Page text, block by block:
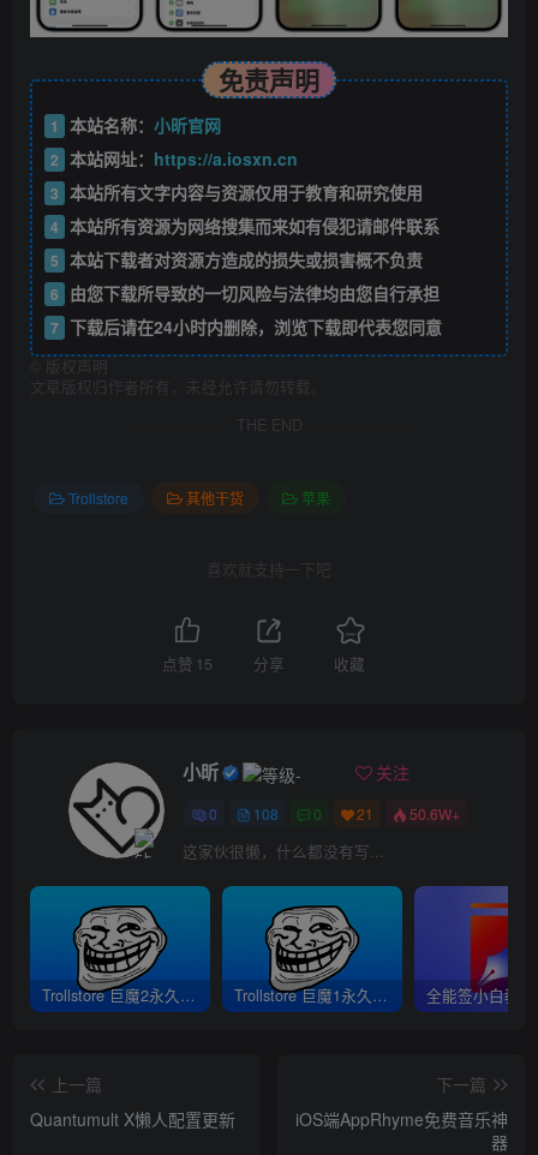
免责声明
1 本站名称： 小昕官网
2 本站网址： https://a.iosxn.cn
3 本站所有文字内容与资源仅用于教育和研究使用
4 本站所有资源为网络搜集而来如有侵犯请邮件联系
5 本站下载者对资源方造成的损失或损害概不负责
6 由您下载所导致的一切风险与法律均由您自行承担
7 下载后请在24小时内删除，浏览下载即代表您同意
版权声明
文章版权归作者所有，未经允许请勿转载。
THE END
Trollstore 其他干货 苹果
喜欢就支持一下吧
点赞 15 分享 收藏
小昕 关注
0 108 0 21 50.6W+
这家伙很懒，什么都没有写...
Trollstore 巨魔2永久签安装教程｜支持A8-A17 M1M2 iOS15.5-16.6.1 Trollstore 巨魔1永久签安装教程｜A8-A15 iOS14.0-15.4.1
上一篇
Quantumult X懒人配置更新
下一篇
iOS端AppRhyme免费音乐神
器